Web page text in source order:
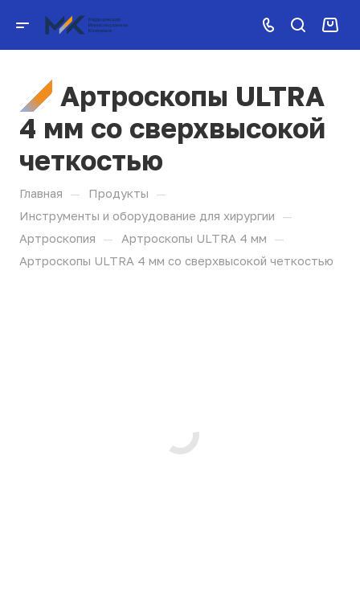
Артроскопы ULTRA
4 мм со сверхвысокой
четкостью
Главная — Продукты —
Инструменты и оборудование для хирургии —
Артроскопия — Артроскопы ULTRA 4 мм —
Артроскопы ULTRA 4 мм со сверхвысокой четкостью